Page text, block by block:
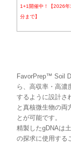
FavorPrep™
Kit
FavorPrep™ Soil
ら、高収率・高濃
するように設計さ
と真核微生物の両
とが可能です。
精製したgDNAは
の探求に使用する